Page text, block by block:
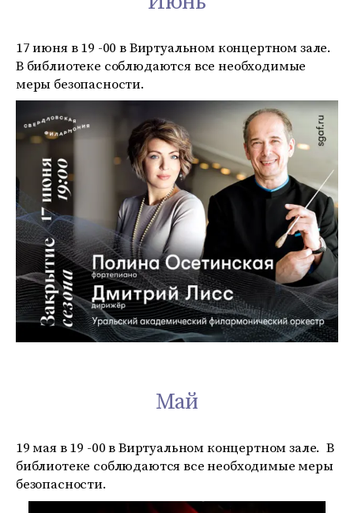
17 июня в 19 -00 в Виртуальном концертном зале.
В библиотеке соблюдаются все необходимые
меры безопасности.
Май
19 мая в 19 -00 в Виртуальном концертном зале. В
библиотеке соблюдаются все необходимые меры
безопасности.